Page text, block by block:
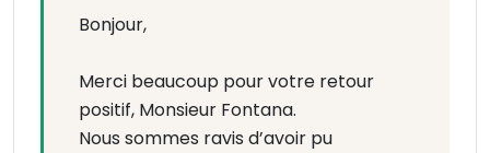
Bonjour,
Merci beaucoup pour votre retour
positif, Monsieur Fontana.
Nous sommes ravis d’avoir pu